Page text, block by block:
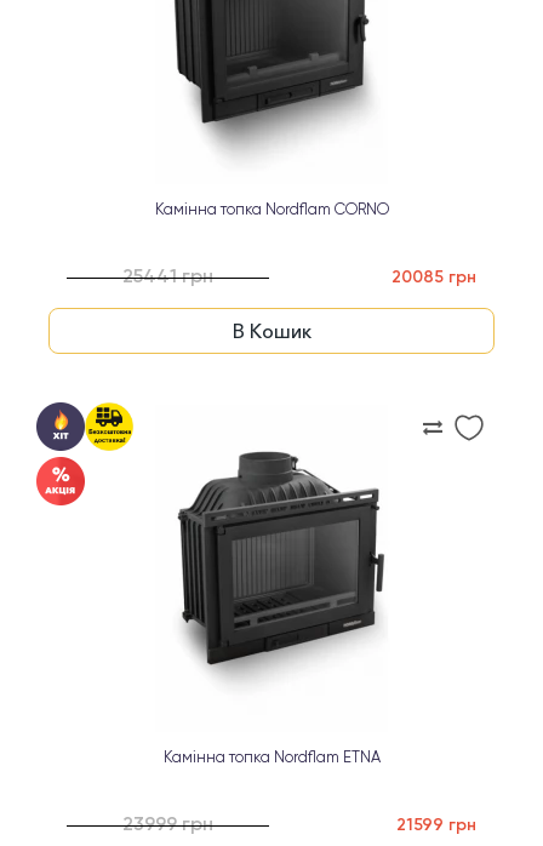
Камінна топка Nordflam CORNO
25441 грн 20085 грн
В Кошик
Камінна топка Nordflam ETNA
23999 грн 21599 грн